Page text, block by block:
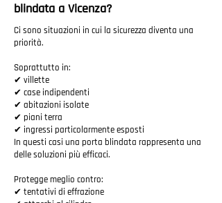
blindata a Vicenza?
Ci sono situazioni in cui la sicurezza diventa una
priorità.
Soprattutto in:
✔ villette
✔ case indipendenti
✔ abitazioni isolate
✔ piani terra
✔ ingressi particolarmente esposti
In questi casi una porta blindata rappresenta una
delle soluzioni più efficaci.
Protegge meglio contro:
✔ tentativi di effrazione